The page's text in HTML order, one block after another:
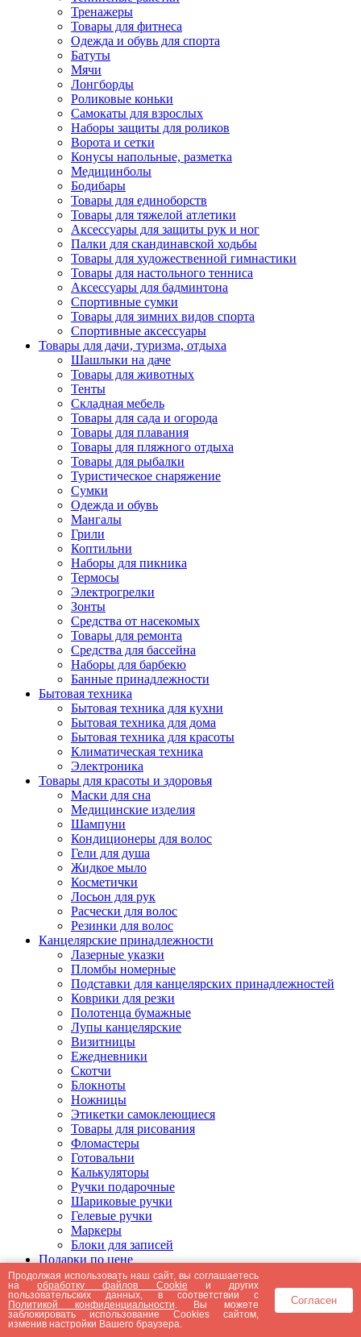
Тренажеры
Товары для фитнеса
Одежда и обувь для спорта
Батуты
Мячи
Лонгборды
Роликовые коньки
Самокаты для взрослых
Наборы защиты для роликов
Ворота и сетки
Конусы напольные, разметка
Медицинболы
Бодибары
Товары для единоборств
Товары для тяжелой атлетики
Аксессуары для защиты рук и ног
Палки для скандинавской ходьбы
Товары для художественной гимнастики
Товары для настольного тенниса
Аксессуары для бадминтона
Спортивные сумки
Товары для зимних видов спорта
Спортивные аксессуары
Товары для дачи, туризма, отдыха
Шашлыки на даче
Товары для животных
Тенты
Складная мебель
Товары для сада и огорода
Товары для плавания
Товары для пляжного отдыха
Товары для рыбалки
Туристическое снаряжение
Сумки
Одежда и обувь
Мангалы
Грили
Коптильни
Наборы для пикника
Термосы
Электрогрелки
Зонты
Средства от насекомых
Товары для ремонта
Средства для бассейна
Наборы для барбекю
Банные принадлежности
Бытовая техника
Бытовая техника для кухни
Бытовая техника для дома
Бытовая техника для красоты
Климатическая техника
Электроника
Товары для красоты и здоровья
Маски для сна
Медицинские изделия
Шампуни
Кондиционеры для волос
Гели для душа
Жидкое мыло
Косметички
Лосьон для рук
Расчески для волос
Резинки для волос
Канцелярские принадлежности
Лазерные указки
Пломбы номерные
Подставки для канцелярских принадлежностей
Коврики для резки
Полотенца бумажные
Лупы канцелярские
Визитницы
Ежедневники
Скотчи
Блокноты
Ножницы
Этикетки самоклеющиеся
Товары для рисования
Фломастеры
Готовальни
Калькуляторы
Ручки подарочные
Шариковые ручки
Гелевые ручки
Маркеры
Блоки для записей
Подарки по цене
Подарки от 5000 рублей
Подарки до 5000 рублей
Подарки до 3000 рублей
Подарки до 2000 рублей
Подарки до 1000 рублей
Продолжая использовать наш сайт, вы соглашаетесь
наобработку файлов Cookie и других
пользовательских данных, в соответствии с
Политикой конфиденциальности . Вы можете
заблокировать использование Cookies сайтом,
изменив настройки Вашего браузера.
Согласен